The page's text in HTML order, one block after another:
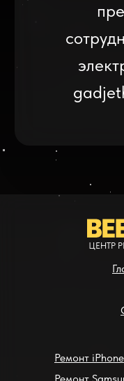
Ремонт iPhone
* - время ремонта может
** - окончательная цена на
ЦЕНТР